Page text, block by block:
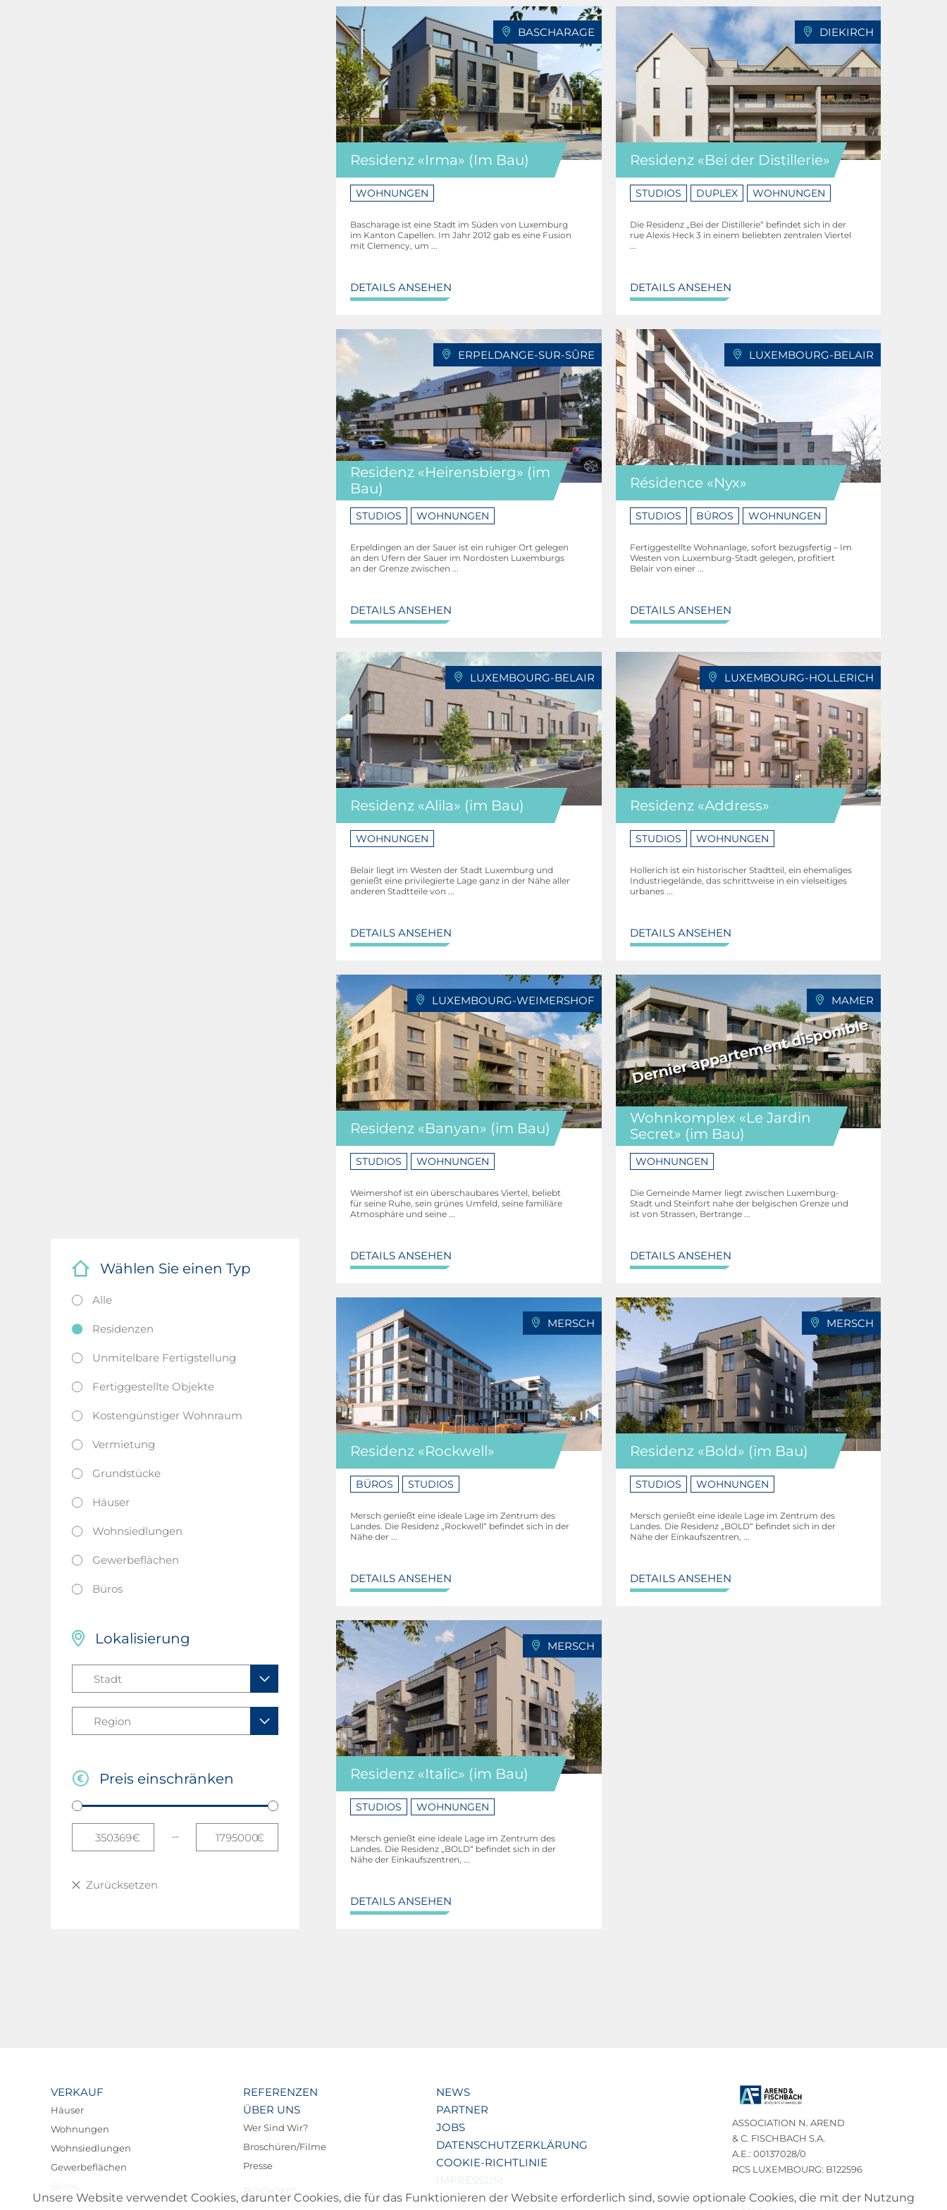
Wählen Sie einen Typ
Alle
Residenzen
Unmitelbare Fertigstellung
Fertiggestellte Objekte
Kostengünstiger Wohnraum
Vermietung
Grundstücke
Häuser
Wohnsiedlungen
Gewerbeflächen
Büros
Lokalisierung
Preis einschränken
€ €
Zurücksetzen
BASCHARAGE
Residenz «Irma» (Im Bau)
WOHNUNGEN
Bascharage ist eine Stadt im Süden von Luxemburg
im Kanton Capellen. Im Jahr 2012 gab es eine Fusion
mit Clemency, um ...
DETAILS ANSEHEN
DIEKIRCH
Residenz «Bei der Distillerie»
STUDIOS DUPLEX WOHNUNGEN
Die Residenz „Bei der Distillerie“ befindet sich in der
rue Alexis Heck 3 in einem beliebten zentralen Viertel
...
DETAILS ANSEHEN
ERPELDANGE-SUR-SÛRE
Residenz «Heirensbierg» (im
Bau)
STUDIOS WOHNUNGEN
Erpeldingen an der Sauer ist ein ruhiger Ort gelegen
an den Ufern der Sauer im Nordosten Luxemburgs
an der Grenze zwischen ...
DETAILS ANSEHEN
LUXEMBOURG-BELAIR
Résidence «Nyx»
STUDIOS BÜROS WOHNUNGEN
Fertiggestellte Wohnanlage, sofort bezugsfertig – Im
Westen von Luxemburg-Stadt gelegen, profitiert
Belair von einer ...
DETAILS ANSEHEN
LUXEMBOURG-BELAIR
Residenz «Alila» (im Bau)
WOHNUNGEN
Belair liegt im Westen der Stadt Luxemburg und
genießt eine privilegierte Lage ganz in der Nähe aller
anderen Stadtteile von ...
DETAILS ANSEHEN
LUXEMBOURG-HOLLERICH
Residenz «Address»
STUDIOS WOHNUNGEN
Hollerich ist ein historischer Stadtteil, ein ehemaliges
Industriegelände, das schrittweise in ein vielseitiges
urbanes ...
DETAILS ANSEHEN
LUXEMBOURG-WEIMERSHOF
Residenz «Banyan» (im Bau)
STUDIOS WOHNUNGEN
Weimershof ist ein überschaubares Viertel, beliebt
für seine Ruhe, sein grünes Umfeld, seine familiäre
Atmosphäre und seine ...
DETAILS ANSEHEN
MAMER
Wohnkomplex «Le Jardin
Secret» (im Bau)
WOHNUNGEN
Die Gemeinde Mamer liegt zwischen Luxemburg-
Stadt und Steinfort nahe der belgischen Grenze und
ist von Strassen, Bertrange ...
DETAILS ANSEHEN
MERSCH
Residenz «Rockwell»
BÜROS STUDIOS
Mersch genießt eine ideale Lage im Zentrum des
Landes. Die Residenz „Rockwell“ befindet sich in der
Nähe der ...
DETAILS ANSEHEN
MERSCH
Residenz «Bold» (im Bau)
STUDIOS WOHNUNGEN
Mersch genießt eine ideale Lage im Zentrum des
Landes. Die Residenz „BOLD“ befindet sich in der
Nähe der Einkaufszentren, ...
DETAILS ANSEHEN
MERSCH
Residenz «Italic» (im Bau)
STUDIOS WOHNUNGEN
Mersch genießt eine ideale Lage im Zentrum des
Landes. Die Residenz „BOLD“ befindet sich in der
Nähe der Einkaufszentren, ...
DETAILS ANSEHEN
VERKAUF
Häuser
Wohnungen
Wohnsiedlungen
Gewerbeflächen
REFERENZEN
ÜBER UNS
Wer Sind Wir?
Broschüren/Filme
Presse
BOOKING
NEWS
PARTNER
JOBS
DATENSCHUTZERKLÄRUNG
COOKIE-RICHTLINIE
IMPRESSUM
ASSOCIATION N. AREND
& C. FISCHBACH S.A.
A.E.: 00137028/0
RCS LUXEMBOURG: B122596
TEL.: (+352) 32 75 76
Unsere Website verwendet Cookies, darunter Cookies, die für das Funktionieren der Website erforderlich sind, sowie optionale Cookies, die mit der Nutzung